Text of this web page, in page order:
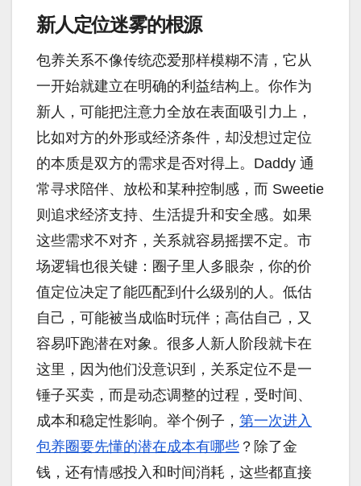
新人定位迷雾的根源
包养关系不像传统恋爱那样模糊不清，它从
一开始就建立在明确的利益结构上。你作为
新人，可能把注意力全放在表面吸引力上，
比如对方的外形或经济条件，却没想过定位
的本质是双方的需求是否对得上。Daddy 通
常寻求陪伴、放松和某种控制感，而 Sweetie
则追求经济支持、生活提升和安全感。如果
这些需求不对齐，关系就容易摇摆不定。市
场逻辑也很关键：圈子里人多眼杂，你的价
值定位决定了能匹配到什么级别的人。低估
自己，可能被当成临时玩伴；高估自己，又
容易吓跑潜在对象。很多人新人阶段就卡在
这里，因为他们没意识到，关系定位不是一
锤子买卖，而是动态调整的过程，受时间、
成本和稳定性影响。举个例子， 第一次进入
包养圈要先懂的潜在成本有哪些 ？除了金
钱，还有情感投入和时间消耗，这些都直接